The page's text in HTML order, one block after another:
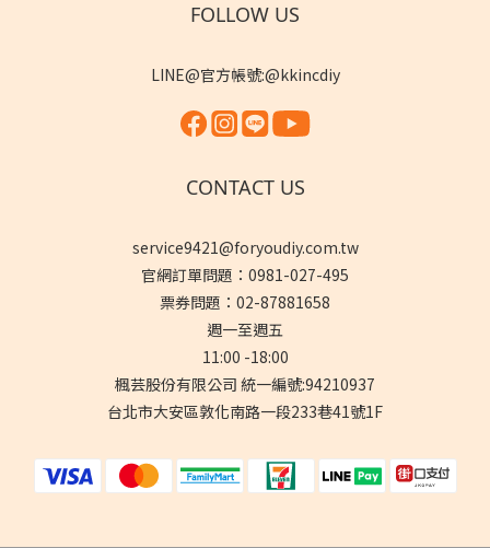
FOLLOW US
LINE@官方帳號:@kkincdiy
CONTACT US
service9421@foryoudiy.com.tw
官網訂單問題：0981-027-495
票券問題：02-87881658
週一至週五
11:00 -18:00
楓芸股份有限公司 統一編號:94210937
台北市大安區敦化南路一段233巷41號1F